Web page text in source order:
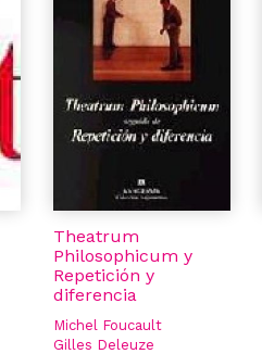
Theatrum
Philosophicum y
Repetición y
diferencia
Michel Foucault
Gilles Deleuze